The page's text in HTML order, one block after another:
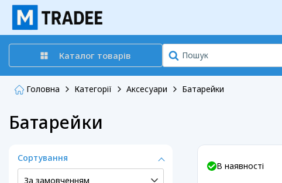
Каталог товарів
Головна Категорії Аксесуари Батарейки
Батарейки
Сортування
В наявності